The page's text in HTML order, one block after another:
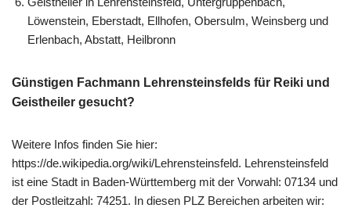
Löwenstein, Eberstadt, Ellhofen, Obersulm, Weinsberg und
Erlenbach, Abstatt, Heilbronn
Günstigen Fachmann Lehrensteinsfelds für Reiki und
Geistheiler gesucht?
Weitere Infos finden Sie hier:
https://de.wikipedia.org/wiki/Lehrensteinsfeld. Lehrensteinsfeld
ist eine Stadt in Baden-Württemberg mit der Vorwahl: 07134 und
der Postleitzahl: 74251. In diesen PLZ Bereichen arbeiten wir: